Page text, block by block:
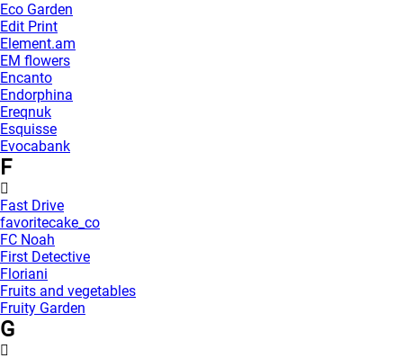
Eco Garden
Edit Print
Element.am
EM flowers
Encanto
Endorphina
Ereqnuk
Esquisse
Evocabank
F
Fast Drive
favoritecake_co
FC Noah
First Detective
Floriani
Fruits and vegetables
Fruity Garden
G